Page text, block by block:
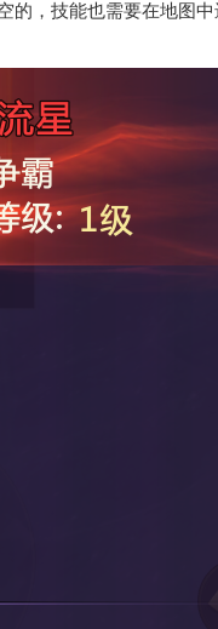
的，技能也需要在地图